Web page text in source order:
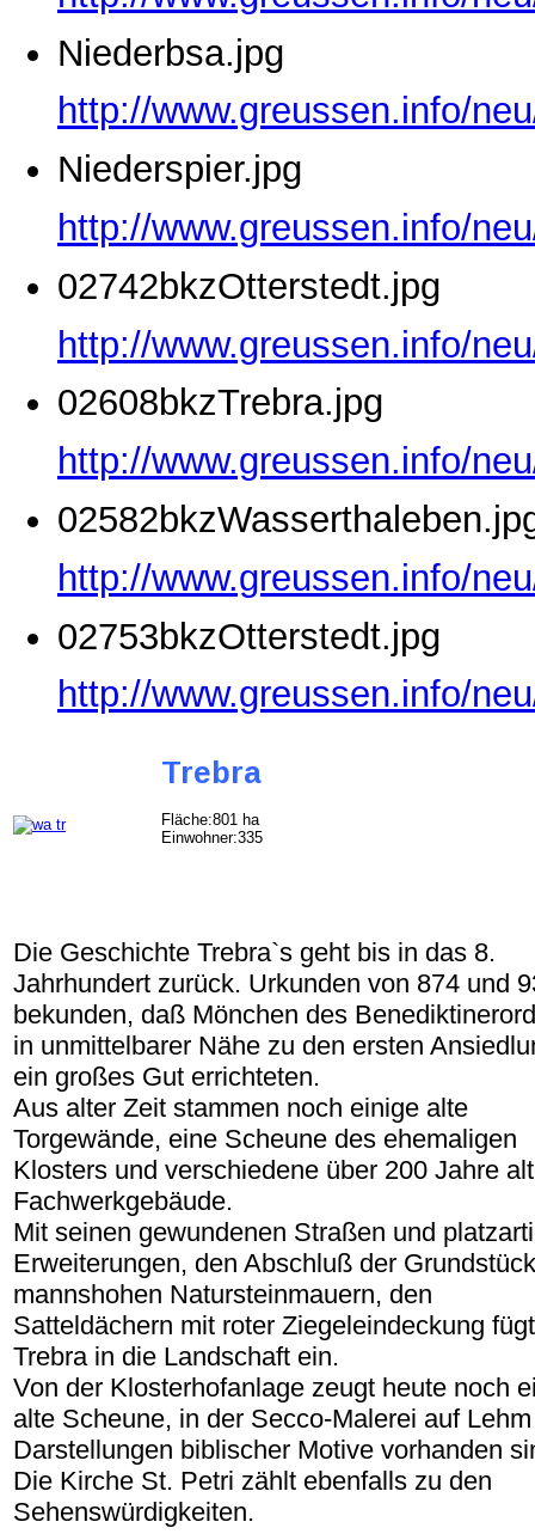
Niederbsa.jpg
http://www.greussen.info/
Niederspier.jpg
http://www.greussen.info/
02742bkzOtterstedt.jpg
http://www.greussen.info/
02608bkzTrebra.jpg
http://www.greussen.info/
http://www.greussen.info/
02753bkzOtterstedt.jpg
http://www.greussen.info/
Trebra
Fläche:801 ha
Einwohner:335
Die Geschichte Trebra`s geht bis in das 8.
Jahrhundert zurück. Urkunden von 874 und
bekunden, daß Mönchen des
in unmittelbarer Nähe zu den ersten
ein großes Gut errichteten.
Aus alter Zeit stammen noch einige alte
Torgewände, eine Scheune des ehemaligen
Klosters und verschiedene über 200 Jahre
Fachwerkgebäude.
Mit seinen gewundenen Straßen und
Erweiterungen, den Abschluß der
mannshohen Natursteinmauern, den
Satteldächern mit roter Ziegeleindeckung
Trebra in die Landschaft ein.
Von der Klosterhofanlage zeugt heute noch
alte Scheune, in der Secco-Malerei auf
Darstellungen biblischer Motive vorhanden
Die Kirche St. Petri zählt ebenfalls zu den
Sehenswürdigkeiten.